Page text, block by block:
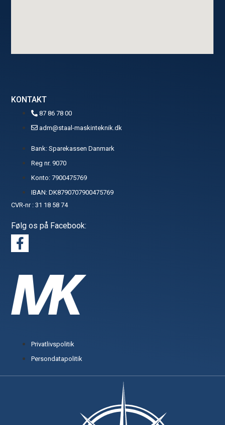
KONTAKT
87 86 78 00
adm@staal-maskinteknik.dk
Bank: Sparekassen Danmark
Reg nr. 9070
Konto: 7900475769
IBAN: DK8790707900475769
CVR-nr : 31 18 58 74
Følg os på Facebook:
Privatlivspolitik
Persondatapolitik